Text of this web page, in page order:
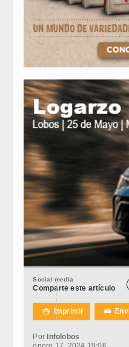
Social media
Comparte este artículo
 Imprimir ✉
PorInfolobos